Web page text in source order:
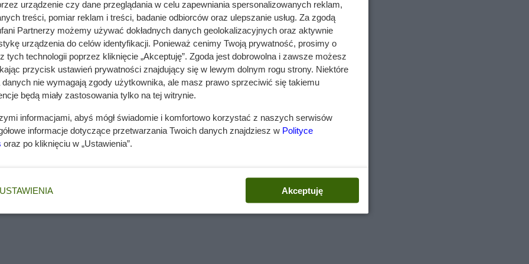
i sercowate. Ich kolor w zależności od kultywarów może być od
begonii domowej jest oskrzydlona torebka.
jej piękne kwiaty. Są one największym walorem dekoracyjnym.
w białym, żółtym, różowym, pomarańczowym lub
wyglądem różyczki. Begonia Elatior ma rozdzielnopłciowe
5-działkowe z jednym słupkiem to żeńskie. Warto
także
- jak wygląda uprawa i pielęgnacja tej
znać kilka podstawowych zasad, które ułatwią nam dbanie o nią.
drenażu i odpływ. Tyczy się to zarówno sadzenia w ogrodzie, jak
nadmiaru wody w doniczce i mogą zacząć się pojawiać choroby
gdyż powodują opadanie kwiatów i liści.
glebę i stanowisko. Zdecydowanie lepszy jest dobór
urządzenie czy dane przeglądania w celu zapewniania spersonalizowanych reklam,
treści, pomiar reklam i treści, badanie odbiorców oraz ulepszanie usług. Za zgodą
Partnerzy możemy używać dokładnych danych geolokalizacyjnych oraz aktywnie
urządzenia do celów identyfikacji. Ponieważ cenimy Twoją prywatność, prosimy o
tych technologii poprzez kliknięcie „Akceptuję”. Zgoda jest dobrowolna i zawsze możesz
przycisk ustawień prywatności znajdujący się w lewym dolnym rogu strony. Niektóre
danych nie wymagają zgody użytkownika, ale masz prawo sprzeciwić się takiemu
będą miały zastosowania tylko na tej witrynie.
informacjami, abyś mógł świadomie i komfortowo korzystać z naszych serwisów
informacje dotyczące przetwarzania Twoich danych znajdziesz w Polityce
oraz po kliknięciu w „Ustawienia”.
USTAWIENIA Akceptuję